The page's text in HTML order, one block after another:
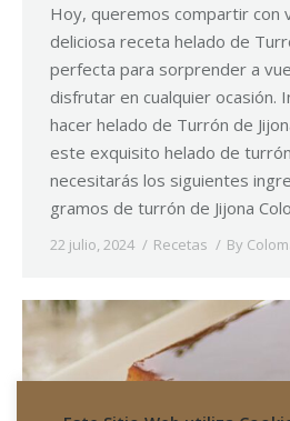
Hoy, queremos compartir con
deliciosa receta helado de
perfecta para sorprender a
disfrutar en cualquier ocasión.
hacer helado de Turrón de
este exquisito helado de
necesitarás los siguientes
gramos de turrón de Jijona
22 julio, 2024 Recetas By